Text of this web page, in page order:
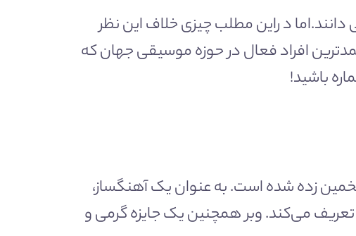
د راین مطلب چیزی خلاف این نظر
افراد فعال در حوزه موسیقی جهان که
لوید وبر است که ثروت خالص او ۱.۲۸ میلیارد دلار تخمین زده شده است. به عنوان یک آهنگساز،
می‌کند. وبر همچنین یک جایزه گرمی و